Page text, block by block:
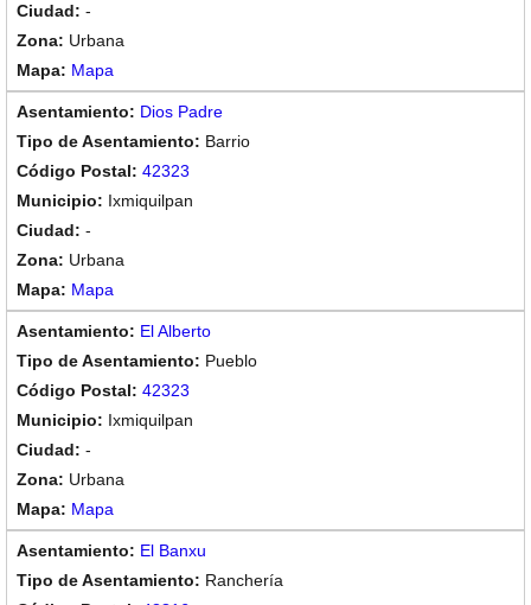
-
Urbana
Mapa
Dios Padre
Barrio
42323
Ixmiquilpan
-
Urbana
Mapa
El Alberto
Pueblo
42323
Ixmiquilpan
-
Urbana
Mapa
El Banxu
Ranchería